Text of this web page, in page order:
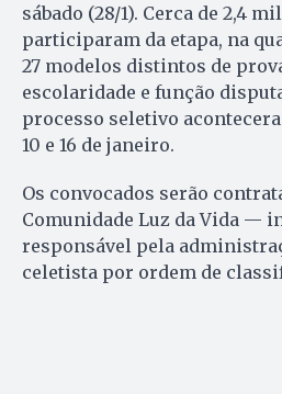
sábado (28/1). Cerca de 2,4
participaram da etapa, na
27 modelos distintos de
escolaridade e função
processo seletivo
10 e 16 de janeiro.
Os convocados serão
Comunidade Luz da Vida —
responsável pela
celetista por ordem de